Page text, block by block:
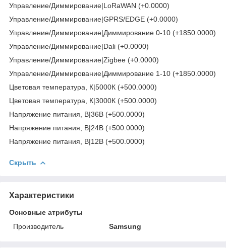
Управление/Диммирование|LoRaWAN (+0.0000)
Управление/Диммирование|GPRS/EDGE (+0.0000)
Управление/Диммирование|Диммирование 0-10 (+1850.0000)
Управление/Диммирование|Dali (+0.0000)
Управление/Диммирование|Zigbee (+0.0000)
Управление/Диммирование|Диммирование 1-10 (+1850.0000)
Цветовая температура, К|5000К (+500.0000)
Цветовая температура, К|3000К (+500.0000)
Напряжение питания, В|36В (+500.0000)
Напряжение питания, В|24В (+500.0000)
Напряжение питания, В|12В (+500.0000)
Скрыть
Характеристики
Основные атрибуты
Производитель
Samsung